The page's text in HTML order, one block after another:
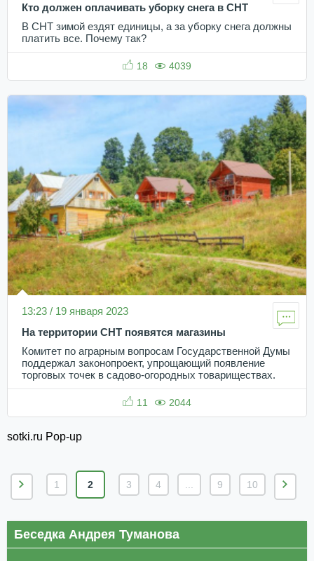
Кто должен оплачивать уборку снега в СНТ
В СНТ зимой ездят единицы, а за уборку снега должны
платить все. Почему так?
18 4039
13:23 / 19 января 2023
На территории СНТ появятся магазины
Комитет по аграрным вопросам Государственной Думы
поддержал законопроект, упрощающий появление
торговых точек в садово-огородных товариществах.
11 2044
sotki.ru Pop-up
1 2 3 4 9 10
Беседка Андрея Туманова